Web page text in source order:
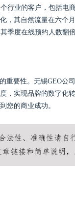
行业的客户，包括电
，其自然流量在六个
季度在线预约人数翻
重要性。无锡GEO
，实现品牌的数字化
您的商业成功。